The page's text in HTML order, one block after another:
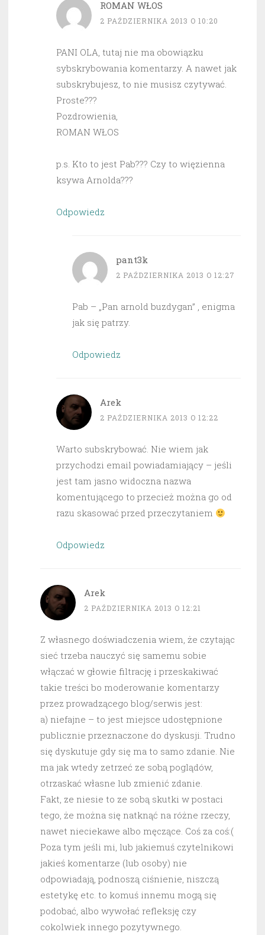
ROMAN WŁOS
2 PAŹDZIERNIKA 2013 O 10:20
PANI OLA, tutaj nie ma obowiązku
sybskrybowania komentarzy. A nawet jak
subskrybujesz, to nie musisz czytywać.
Proste???
Pozdrowienia,
ROMAN WŁOS
p.s. Kto to jest Pab??? Czy to więzienna
ksywa Arnolda???
Odpowiedz
pant3k
2 PAŹDZIERNIKA 2013 O 12:27
Pab – „Pan arnold buzdygan” , enigma
jak się patrzy.
Odpowiedz
Arek
2 PAŹDZIERNIKA 2013 O 12:22
Warto subskrybować. Nie wiem jak
przychodzi email powiadamiający – jeśli
jest tam jasno widoczna nazwa
komentującego to przecież można go od
razu skasować przed przeczytaniem
Odpowiedz
Arek
2 PAŹDZIERNIKA 2013 O 12:21
Z własnego doświadczenia wiem, że czytając
sieć trzeba nauczyć się samemu sobie
włączać w głowie filtrację i przeskakiwać
takie treści bo moderowanie komentarzy
przez prowadzącego blog/serwis jest:
a) niefajne – to jest miejsce udostępnione
publicznie przeznaczone do dyskusji. Trudno
się dyskutuje gdy się ma to samo zdanie. Nie
ma jak wtedy zetrzeć ze sobą poglądów,
otrzaskać własne lub zmienić zdanie.
Fakt, ze niesie to ze sobą skutki w postaci
tego, że można się natknąć na różne rzeczy,
nawet nieciekawe albo męczące. Coś za coś:(
Poza tym jeśli mi, lub jakiemuś czytelnikowi
jakieś komentarze (lub osoby) nie
odpowiadają, podnoszą ciśnienie, niszczą
estetykę etc. to komuś innemu mogą się
podobać, albo wywołać refleksję czy
cokolwiek innego pozytywnego.